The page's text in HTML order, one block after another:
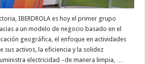
IBERDROLA es hoy el primer grupo
a un modelo de negocio basado en el
geográfica, el enfoque en actividades
sus activos, la eficiencia y la solidez
electricidad –de manera limpia, …